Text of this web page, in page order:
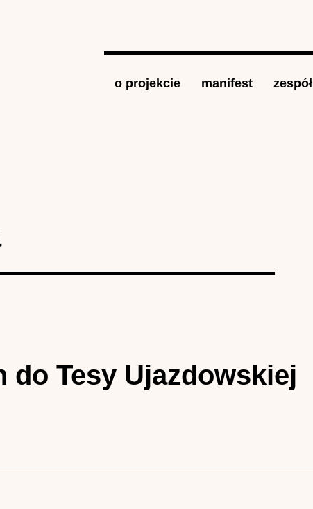
o projekcie manifest zespół
do Tesy Ujazdowskiej